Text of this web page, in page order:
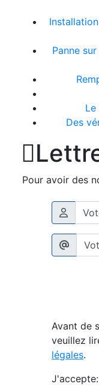
Panne
Des

Pour avoir des
Avant de
veuillez
légales.